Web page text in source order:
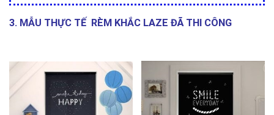
3. MẪU THỰC TẾ RÈM KHẮC LAZE ĐÃ THI CÔNG